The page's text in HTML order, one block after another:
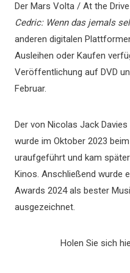
Der Mars Volta / At the
Cedric: Wenn das jemals
anderen digitalen
Ausleihen oder Kaufen
Veröffentlichung auf DVD
Februar.
Der von Nicolas Jack
wurde im Oktober 2023
uraufgeführt und kam
Kinos. Anschließend wurde
Awards 2024 als bester
ausgezeichnet.
Holen Sie sich